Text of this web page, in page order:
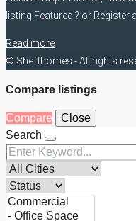
listing Featured ? or Register
Read more
© Sheffhomes - All rights
Compare listings
Compare
Close
Search